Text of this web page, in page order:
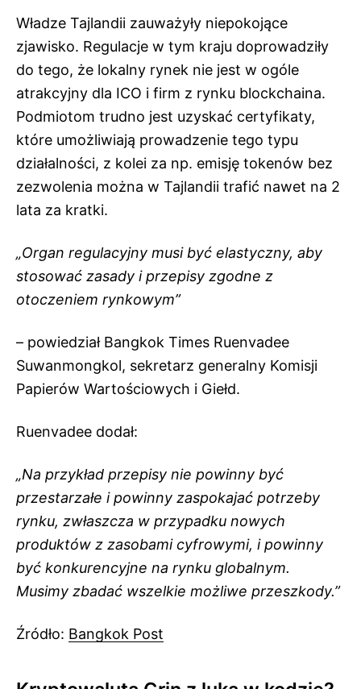
Władze Tajlandii zauważyły niepokojące
zjawisko. Regulacje w tym kraju doprowadziły
do tego, że lokalny rynek nie jest w ogóle
atrakcyjny dla ICO i firm z rynku blockchaina.
Podmiotom trudno jest uzyskać certyfikaty,
które umożliwiają prowadzenie tego typu
działalności, z kolei za np. emisję tokenów bez
zezwolenia można w Tajlandii trafić nawet na 2
lata za kratki.
„Organ regulacyjny musi być elastyczny, aby
stosować zasady i przepisy zgodne z
otoczeniem rynkowym”
– powiedział Bangkok Times Ruenvadee
Suwanmongkol, sekretarz generalny Komisji
Papierów Wartościowych i Giełd.
Ruenvadee dodał:
„Na przykład przepisy nie powinny być
przestarzałe i powinny zaspokajać potrzeby
rynku, zwłaszcza w przypadku nowych
produktów z zasobami cyfrowymi, i powinny
być konkurencyjne na rynku globalnym.
Musimy zbadać wszelkie możliwe przeszkody.”
Źródło: Bangkok Post